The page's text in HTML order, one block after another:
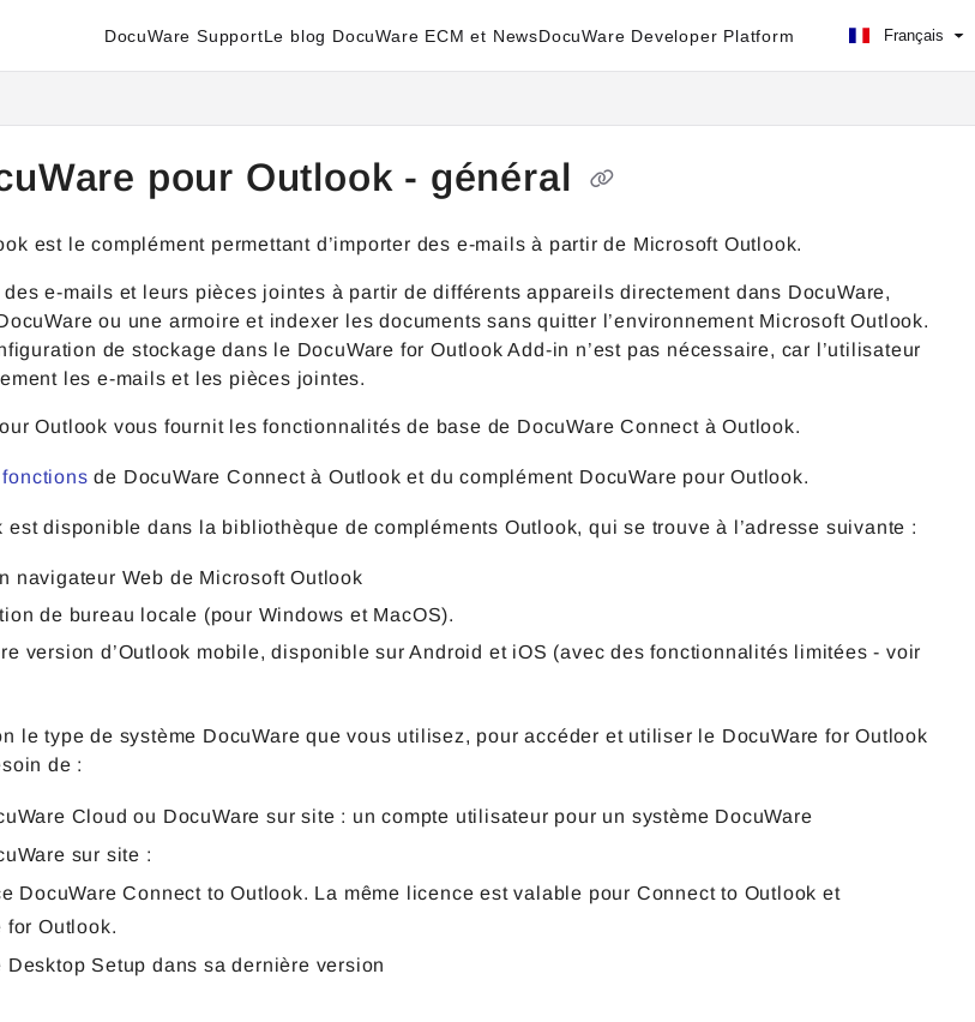
DocuWare SupportLe blog DocuWare ECM et NewsDocuWare Developer Platform Français
pour Outlook - général
est le complément permettant d’importer des e-mails à partir de Microsoft Outlook.
e-mails et leurs pièces jointes à partir de différents appareils directement dans DocuWare,
ou une armoire et indexer les documents sans quitter l’environnement Microsoft Outlook.
de stockage dans le DocuWare for Outlook Add-in n’est pas nécessaire, car l’utilisateur
les e-mails et les pièces jointes.
Outlook vous fournit les fonctionnalités de base de DocuWare Connect à Outlook.
fonctionsde DocuWare Connect à Outlook et du complément DocuWare pour Outlook.
est disponible dans la bibliothèque de compléments Outlook, qui se trouve à l’adresse suivante :
navigateur Web de Microsoft Outlook
de bureau locale (pour Windows et MacOS).
version d’Outlook mobile, disponible sur Android et iOS (avec des fonctionnalités limitées - voir
le type de système DocuWare que vous utilisez, pour accéder et utiliser le DocuWare for Outlook
de :
Cloud ou DocuWare sur site : un compte utilisateur pour un système DocuWare
sur site :
DocuWare Connect to Outlook. La même licence est valable pour Connect to Outlook et
for Outlook.
Desktop Setup dans sa dernière version